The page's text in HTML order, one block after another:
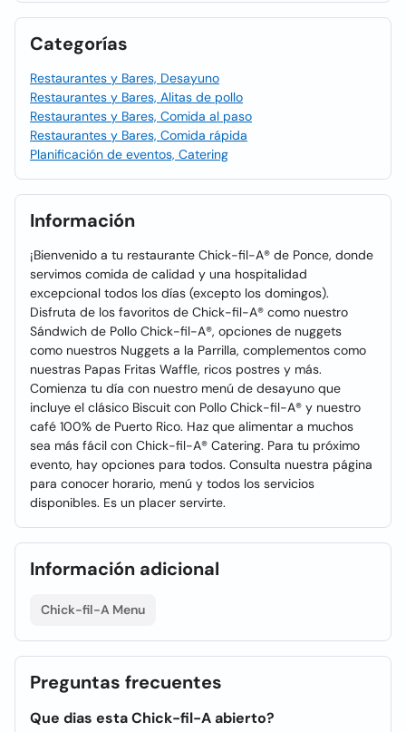
Categorías
Restaurantes y Bares, Desayuno
Restaurantes y Bares, Alitas de pollo
Restaurantes y Bares, Comida al paso
Restaurantes y Bares, Comida rápida
Planificación de eventos, Catering
Información
¡Bienvenido a tu restaurante Chick-fil-A® de Ponce, donde
servimos comida de calidad y una hospitalidad
excepcional todos los días (excepto los domingos).
Disfruta de los favoritos de Chick-fil-A® como nuestro
Sándwich de Pollo Chick-fil-A®, opciones de nuggets
como nuestros Nuggets a la Parrilla, complementos como
nuestras Papas Fritas Waffle, ricos postres y más.
Comienza tu día con nuestro menú de desayuno que
incluye el clásico Biscuit con Pollo Chick-fil-A® y nuestro
café 100% de Puerto Rico. Haz que alimentar a muchos
sea más fácil con Chick-fil-A® Catering. Para tu próximo
evento, hay opciones para todos. Consulta nuestra página
para conocer horario, menú y todos los servicios
disponibles. Es un placer servirte.
Información adicional
Chick-fil-A Menu
Preguntas frecuentes
Que dias esta Chick-fil-A abierto?